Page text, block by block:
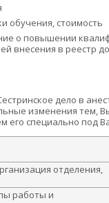
обучения, стоимость
о повышении
внесения в реестр
дело в
изменения тем,
его специально под
отделения,
работы и